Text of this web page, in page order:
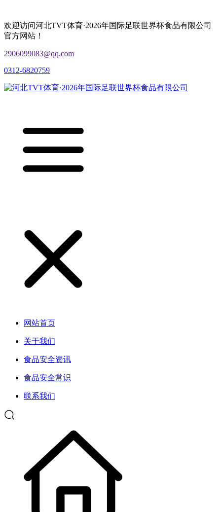
欢迎访问河北TVT体育·2026年国际足联世界杯食品有限公司
官方网站！
2906099083@qq.com
0312-6820759
网站首页
关于我们
食品安全资讯
食品安全常识
联系我们